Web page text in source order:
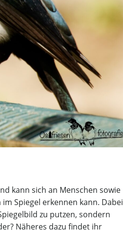
kann sich an Menschen sowie
Spiegel erkennen kann. Dabei
zu putzen, sondern
Näheres dazu findet ihr